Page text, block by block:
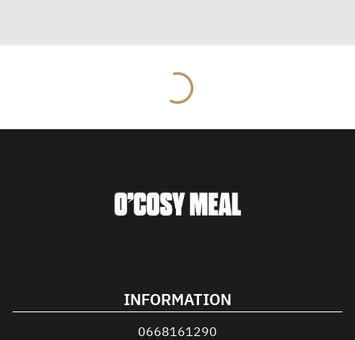
INFORMATION
0668161290